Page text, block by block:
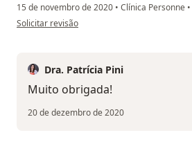
15 de novembro de 2020 • Clínica Personne •
na opinião do utilizador Helene
Solicitar revisão
Dra. Patrícia Pini
Muito obrigada!
20 de dezembro de 2020